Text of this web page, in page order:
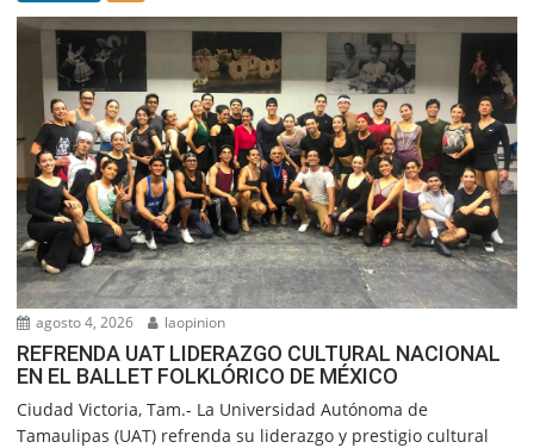
agosto 4, 2026 laopinion
REFRENDA UAT LIDERAZGO CULTURAL NACIONAL
EN EL BALLET FOLKLÓRICO DE MÉXICO
Ciudad Victoria, Tam.- La Universidad Autónoma de
Tamaulipas (UAT) refrenda su liderazgo y prestigio cultural